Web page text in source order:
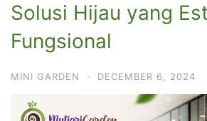
Solusi Hijau yang
Fungsional
MINI GARDEN · DECEMBER 6, 2024